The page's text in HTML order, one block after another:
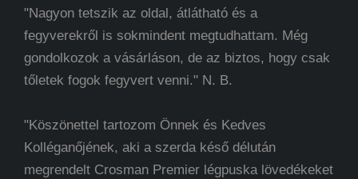
"Nagyon tetszik az oldal, átlátható és a
fegyverekről is sokmindent megtudhattam. Még
gondolkozok a vásárláson, de az biztos, hogy csak
tőletek fogok fegyvert venni." N. B.
"Köszönettel tartozom Önnek és Kedves
Kolléganőjének, aki a szerda késő délután
megrendelt Crosman Premier légpuska lövedékeket